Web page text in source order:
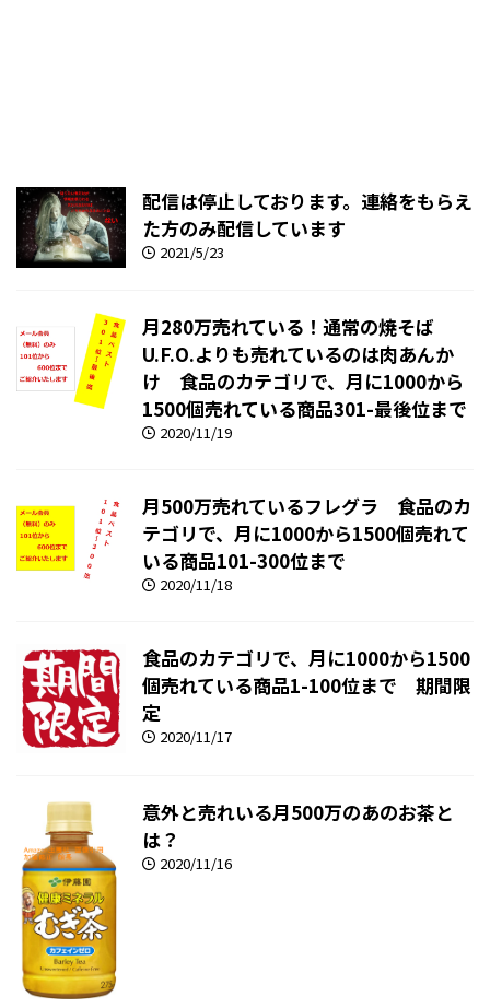
配信は停止しております。連絡をもらえ
た方のみ配信しています
2021/5/23
月280万売れている！通常の焼そば
U.F.O.よりも売れているのは肉あんか
け 食品のカテゴリで、月に1000から
1500個売れている商品301-最後位まで
2020/11/19
月500万売れているフレグラ 食品のカ
テゴリで、月に1000から1500個売れて
いる商品101-300位まで
2020/11/18
食品のカテゴリで、月に1000から1500
個売れている商品1-100位まで 期間限
定
2020/11/17
意外と売れいる月500万のあのお茶と
は？
2020/11/16